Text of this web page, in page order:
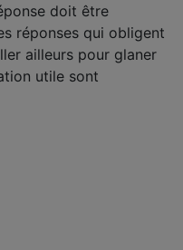
doit être
réponses qui obligent
ailleurs pour glaner
utile sont